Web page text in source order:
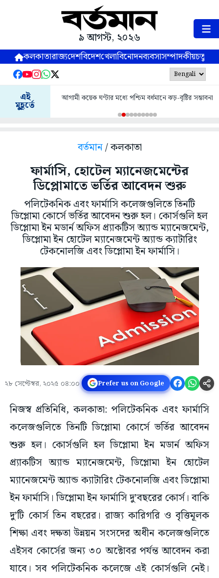
৯ আগস্ট, ২০২৬
কলকাতারাজ্যদেশবিদেশখেলাবিনোদনব্যবসাসম্পাদকীয়
এই
মুহূর্তে
কয়েক ঘণ্টার মধ্যে পশ্চিম বর্ধমানে ঝড়-বৃষ্টির সম্ভাবনা নাসিকে জোড়া
বর্তমান/ কলকাতা
ফার্মাসি, হোটেল ম্যানেজমেন্টের
ডিপ্লোমাতে ভর্তির আবেদন শুরু
পলিটেকনিক এবং ফার্মাসি কলেজগুলিতে তিনটি
ডিপ্লোমা কোর্সে ভর্তির আবেদন শুরু হল। কোর্সগুলি হল
ডিপ্লোমা ইন মডার্ন অফিস প্র্যাকটিস অ্যান্ড ম্যানেজমেন্ট,
ডিপ্লোমা ইন হোটেল ম্যানেজমেন্ট অ্যান্ড ক্যাটারিং
টেকনোলজি এবং ডিপ্লোমা ইন ফার্মাসি।
২৮ সেপ্টেম্বর, ২০২৫ ০৪:০০ Prefer us on Google
নিজস্ব প্রতিনিধি, কলকাতা: পলিটেকনিক এবং ফার্মাসি
কলেজগুলিতে তিনটি ডিপ্লোমা কোর্সে ভর্তির আবেদন
শুরু হল। কোর্সগুলি হল ডিপ্লোমা ইন মডার্ন অফিস
প্র্যাকটিস অ্যান্ড ম্যানেজমেন্ট, ডিপ্লোমা ইন হোটেল
ম্যানেজমেন্ট অ্যান্ড ক্যাটারিং টেকনোলজি এবং ডিপ্লোমা
ইন ফার্মাসি। ডিপ্লোমা ইন ফার্মাসি দু’বছরের কোর্স। বাকি
দু’টি কোর্স তিন বছরের। রাজ্য কারিগরি ও বৃত্তিমূলক
শিক্ষা এবং দক্ষতা উন্নয়ন সংসদের অধীন কলেজগুলিতে
এইসব কোর্সের জন্য ৩০ অক্টোবর পর্যন্ত আবেদন করা
যাবে। সব পলিটেকনিক কলেজে এই কোর্সগুলি নেই।